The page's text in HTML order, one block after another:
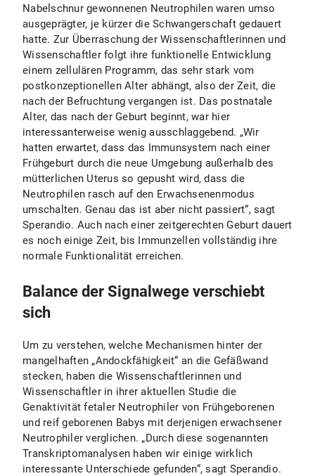
Nabelschnur gewonnenen Neutrophilen waren umso
ausgeprägter, je kürzer die Schwangerschaft gedauert
hatte. Zur Überraschung der Wissenschaftlerinnen und
Wissenschaftler folgt ihre funktionelle Entwicklung
einem zellulären Programm, das sehr stark vom
postkonzeptionellen Alter abhängt, also der Zeit, die
nach der Befruchtung vergangen ist. Das postnatale
Alter, das nach der Geburt beginnt, war hier
interessanterweise wenig ausschlaggebend. „Wir
hatten erwartet, dass das Immunsystem nach einer
Frühgeburt durch die neue Umgebung außerhalb des
mütterlichen Uterus so gepusht wird, dass die
Neutrophilen rasch auf den Erwachsenenmodus
umschalten. Genau das ist aber nicht passiert“, sagt
Sperandio. Auch nach einer zeitgerechten Geburt dauert
es noch einige Zeit, bis Immunzellen vollständig ihre
normale Funktionalität erreichen.
Balance der Signalwege verschiebt
sich
Um zu verstehen, welche Mechanismen hinter der
mangelhaften „Andockfähigkeit“ an die Gefäßwand
stecken, haben die Wissenschaftlerinnen und
Wissenschaftler in ihrer aktuellen Studie die
Genaktivität fetaler Neutrophiler von Frühgeborenen
und reif geborenen Babys mit derjenigen erwachsener
Neutrophiler verglichen. „Durch diese sogenannten
Transkriptomanalysen haben wir einige wirklich
interessante Unterschiede gefunden“, sagt Sperandio.